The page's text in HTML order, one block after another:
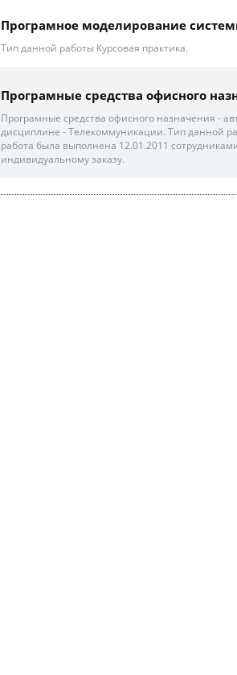
Програмное моделирование
Тип данной работы Курсовая практика.
Програмные средства офисного
Програмные средства офисного назначения -
дисциплине - Телекоммуникации. Тип данной
работа была выполнена 12.01.2011
индивидуальному заказу.